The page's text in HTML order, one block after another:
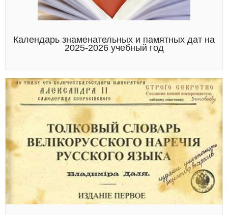
Календарь знаменательных и памятных дат на
2025-2026 учебный год